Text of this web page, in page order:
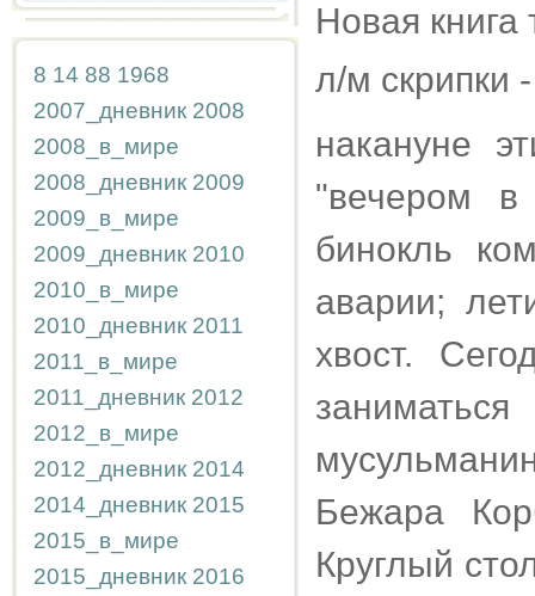
8 14 88 1968
2007_дневник 2008
2008_в_мире
2008_дневник 2009
2009_в_мире
2009_дневник 2010
2010_в_мире
2010_дневник 2011
2011_в_мире
2011_дневник 2012
2012_в_мире
2012_дневник 2014
2014_дневник 2015
2015_в_мире
2015_дневник 2016
Новая книга
л/м скрипки
накануне
"вечером
бинокль
аварии;
хвост.
Бежара
Круглый